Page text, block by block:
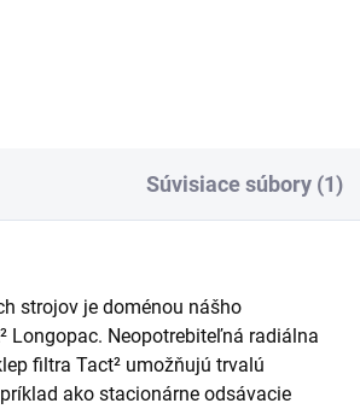
Súvisiace súbory (1)
strojov je doménou nášho
Longopac. Neopotrebiteľná radiálna
filtra Tact² umožňujú trvalú
ako stacionárne odsávacie